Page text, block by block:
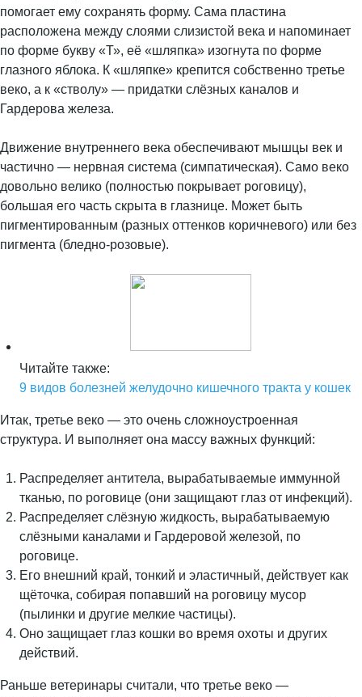
помогает ему сохранять форму. Сама пластина
расположена между слоями слизистой века и напоминает
по форме букву «Т», её «шляпка» изогнута по форме
глазного яблока. К «шляпке» крепится собственно третье
веко, а к «стволу» — придатки слёзных каналов и
Гардерова железа.
Движение внутреннего века обеспечивают мышцы век и
частично — нервная система (симпатическая). Само веко
довольно велико (полностью покрывает роговицу),
большая его часть скрыта в глазнице. Может быть
пигментированным (разных оттенков коричневого) или без
пигмента (бледно-розовые).
Читайте также:
9 видов болезней желудочно кишечного тракта у кошек
Итак, третье веко — это очень сложноустроенная
структура. И выполняет она массу важных функций:
Распределяет антитела, вырабатываемые иммунной
тканью, по роговице (они защищают глаз от инфекций).
Распределяет слёзную жидкость, вырабатываемую
слёзными каналами и Гардеровой железой, по
роговице.
Его внешний край, тонкий и эластичный, действует как
щёточка, собирая попавший на роговицу мусор
(пылинки и другие мелкие частицы).
Оно защищает глаз кошки во время охоты и других
действий.
Раньше ветеринары считали, что третье веко —